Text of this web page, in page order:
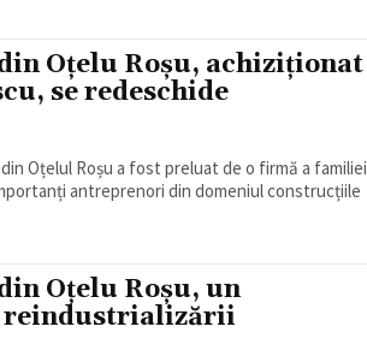
Oțelu Roșu, achiziționat
se redeschide
Oțelul Roșu a fost preluat de o firmă a familiei
antreprenori din domeniul construcțiile
Oțelu Roșu, un
reindustrializării